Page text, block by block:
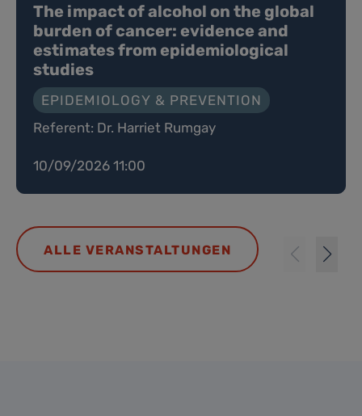
The impact of alcohol on the global
burden of cancer: evidence and
estimates from epidemiological
studies
EPIDEMIOLOGY & PREVENTION
Referent: Dr. Harriet Rumgay
10/09/2026 11:00
ALLE VERANSTALTUNGEN